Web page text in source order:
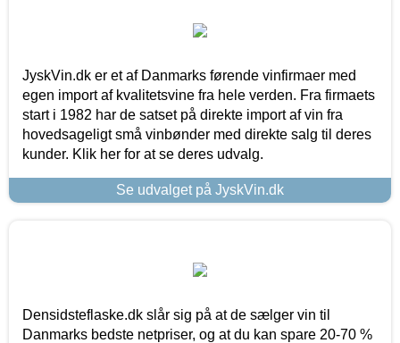
JyskVin.dk er et af Danmarks førende vinfirmaer med
egen import af kvalitetsvine fra hele verden. Fra firmaets
start i 1982 har de satset på direkte import af vin fra
hovedsageligt små vinbønder med direkte salg til deres
kunder. Klik her for at se deres udvalg.
Se udvalget på JyskVin.dk
Densidsteflaske.dk slår sig på at de sælger vin til
Danmarks bedste netpriser, og at du kan spare 20-70 %